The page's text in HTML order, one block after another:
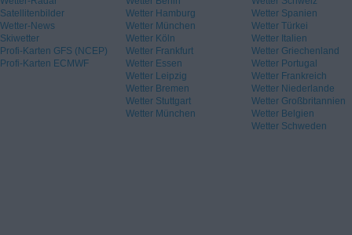
Satellitenbilder
Wetter-News
Skiwetter
Profi-Karten GFS (NCEP)
Profi-Karten ECMWF
Wetter Hamburg
Wetter München
Wetter Köln
Wetter Frankfurt
Wetter Essen
Wetter Leipzig
Wetter Bremen
Wetter Stuttgart
Wetter München
Wetter Spanien
Wetter Türkei
Wetter Italien
Wetter Griechenland
Wetter Portugal
Wetter Frankreich
Wetter Niederlande
Wetter Großbritannien
Wetter Belgien
Wetter Schweden